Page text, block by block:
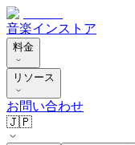
音楽インストア
料金
リソース
お問い合わせ
🇯🇵